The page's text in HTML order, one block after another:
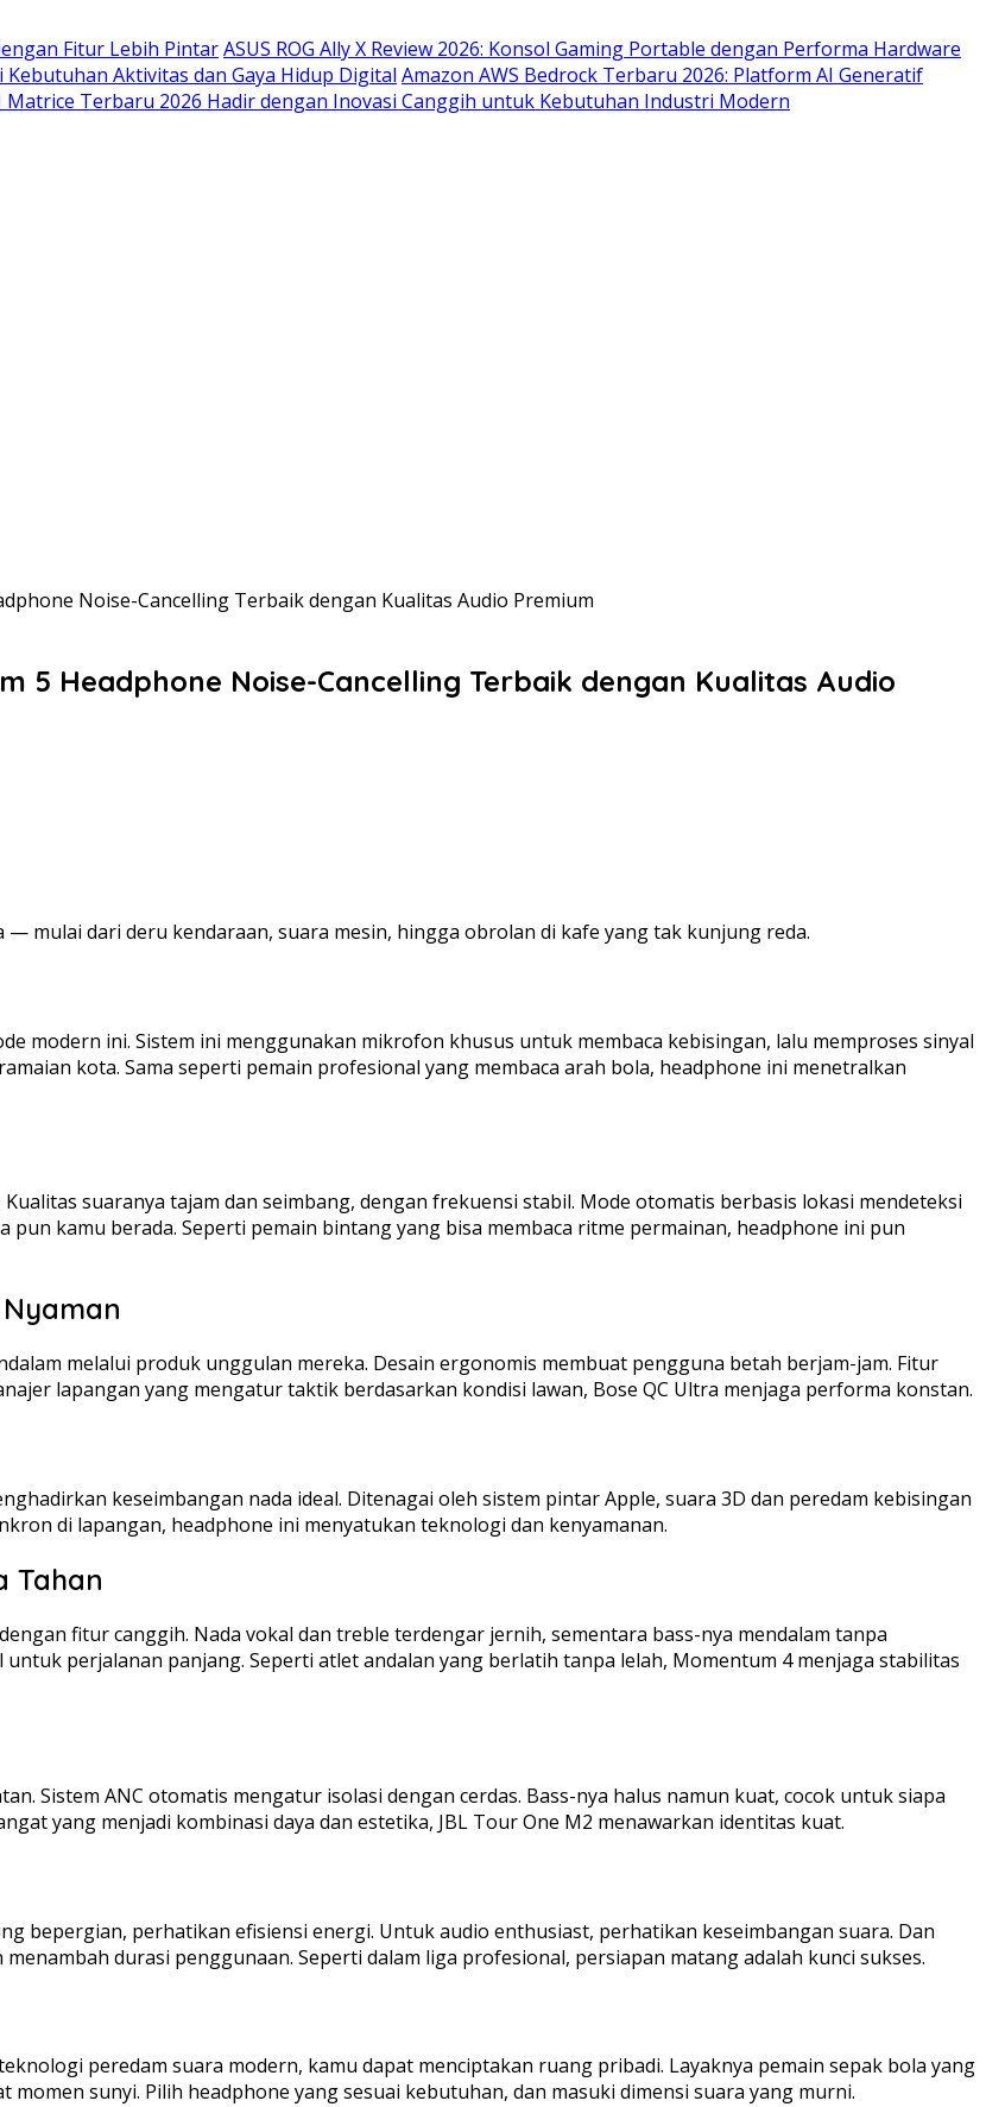
Fitur Lebih PintarASUS ROG Ally X Review 2026: Konsol Gaming Portable dengan Performa Hardware
Aktivitas dan Gaya Hidup Digital Amazon AWS Bedrock Terbaru 2026: Platform AI Generatif
Matrice Terbaru 2026 Hadir dengan Inovasi Canggih untuk Kebutuhan Industri Modern
Noise-Cancelling Terbaik dengan Kualitas Audio Premium
5 Headphone Noise-Cancelling Terbaik dengan Kualitas Audio
mulai dari deru kendaraan, suara mesin, hingga obrolan di kafe yang tak kunjung reda.
modern ini. Sistem ini menggunakan mikrofon khusus untuk membaca kebisingan, lalu memproses sinyal
kota. Sama seperti pemain profesional yang membaca arah bola, headphone ini menetralkan
suaranya tajam dan seimbang, dengan frekuensi stabil. Mode otomatis berbasis lokasi mendeteksi
kamu berada. Seperti pemain bintang yang bisa membaca ritme permainan, headphone ini pun
melalui produk unggulan mereka. Desain ergonomis membuat pengguna betah berjam-jam. Fitur
lapangan yang mengatur taktik berdasarkan kondisi lawan, Bose QC Ultra menjaga performa konstan.
keseimbangan nada ideal. Ditenagai oleh sistem pintar Apple, suara 3D dan peredam kebisingan
di lapangan, headphone ini menyatukan teknologi dan kenyamanan.
Tahan
fitur canggih. Nada vokal dan treble terdengar jernih, sementara bass-nya mendalam tanpa
perjalanan panjang. Seperti atlet andalan yang berlatih tanpa lelah, Momentum 4 menjaga stabilitas
Sistem ANC otomatis mengatur isolasi dengan cerdas. Bass-nya halus namun kuat, cocok untuk siapa
yang menjadi kombinasi daya dan estetika, JBL Tour One M2 menawarkan identitas kuat.
bepergian, perhatikan efisiensi energi. Untuk audio enthusiast, perhatikan keseimbangan suara. Dan
durasi penggunaan. Seperti dalam liga profesional, persiapan matang adalah kunci sukses.
peredam suara modern, kamu dapat menciptakan ruang pribadi. Layaknya pemain sepak bola yang
sunyi. Pilih headphone yang sesuai kebutuhan, dan masuki dimensi suara yang murni.